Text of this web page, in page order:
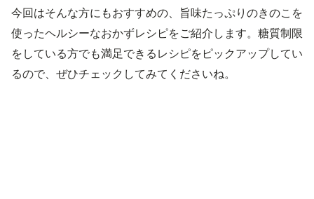
今回はそんな方にもおすすめの、旨味たっぷりのきのこを
使ったヘルシーなおかずレシピをご紹介します。糖質制限
をしている方でも満足できるレシピをピックアップしてい
るので、ぜひチェックしてみてくださいね。